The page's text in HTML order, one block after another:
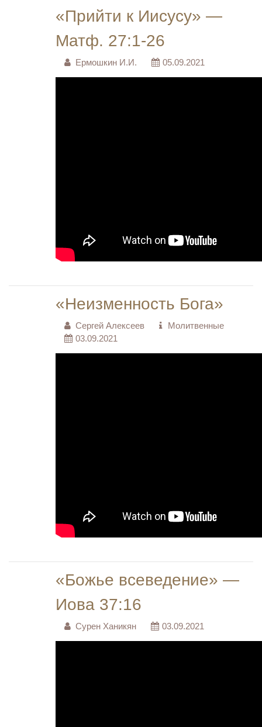
«Прийти к Иисусу» —
Матф. 27:1-26
Ермошкин И.И. 05.09.2021
«Неизменность Бога»
Сергей Алексеев
Молитвенные
03.09.2021
«Божье всеведение» —
Иова 37:16
Сурен Ханикян 03.09.2021